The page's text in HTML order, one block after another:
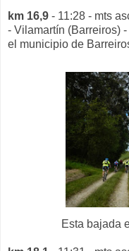
km 16,9 - 11:28 - mts
- Vilamartín (Barreiros)
el municipio de
Esta bajada